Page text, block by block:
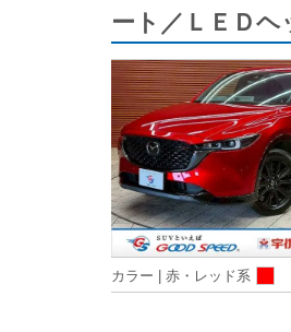
ート／ＬＥＤヘ
カラー | 赤・レッド系